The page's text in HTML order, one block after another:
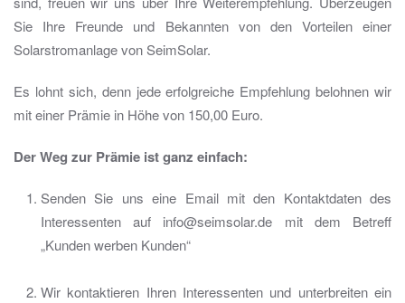
Sie Ihre Freunde und Bekannten von den Vorteilen einer
Solarstromanlage von SeimSolar.
Es lohnt sich, denn jede erfolgreiche Empfehlung belohnen wir
mit einer Prämie in Höhe von 150,00 Euro.
Der Weg zur Prämie ist ganz einfach:
Senden Sie uns eine Email mit den Kontaktdaten des
Interessenten auf info@seimsolar.de mit dem Betreff
„Kunden werben Kunden“
Wir kontaktieren Ihren Interessenten und unterbreiten ein